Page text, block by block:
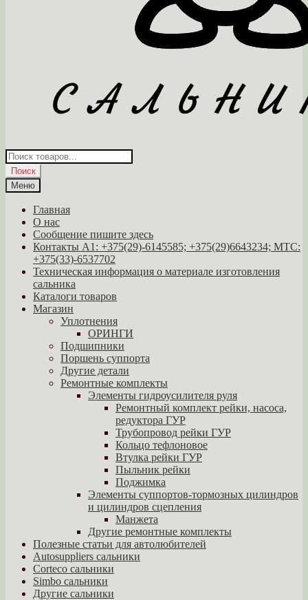
Поиск
товаров
Поиск
Меню
Главная
О нас
Сообщение пишите здесь
Контакты A1: +375(29)-6145585; +375(29)6643234; МТС:
+375(33)-6537702
Техническая информация о материале изготовления
сальника
Каталоги товаров
Магазин
Уплотнения
ОРИНГИ
Подшипники
Поршень суппорта
Другие детали
Ремонтные комплекты
Элементы гидроусилителя руля
Ремонтный комплект рейки, насоса,
редуктора ГУР
Трубопровод рейки ГУР
Кольцо тефлоновое
Втулка рейки ГУР
Пыльник рейки
Поджимка
Элементы суппортов-тормозных цилиндров
и цилиндров сцепления
Манжета
Другие ремонтные комплекты
Полезные статьи для автолюбителей
Autosuppliers сальники
Corteco сальники
Simbo сальники
Другие сальники